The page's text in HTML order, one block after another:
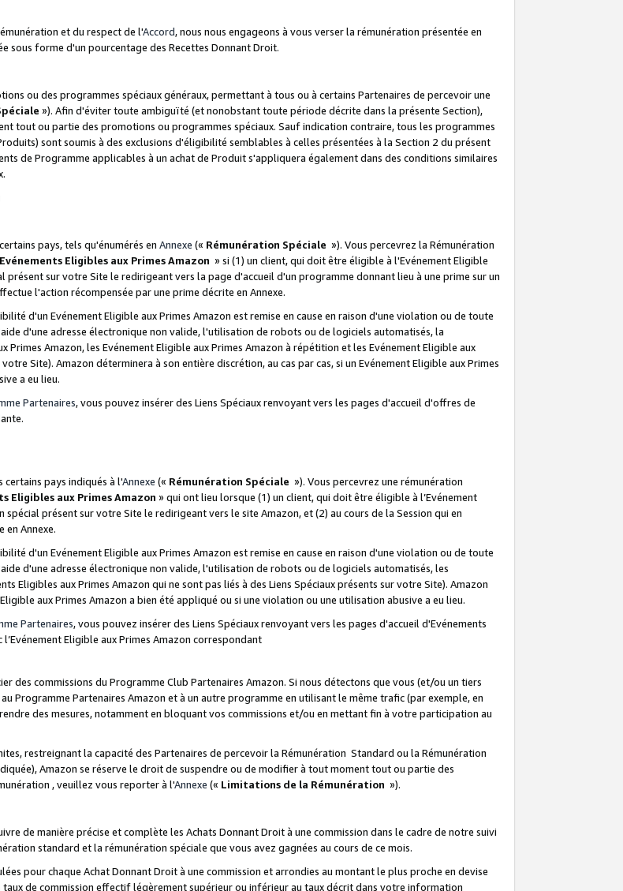
et du respect de l'Accord, nous nous engageons à vous verser la rémunération présentée en
sous forme d'un pourcentage des Recettes Donnant Droit.
ou des programmes spéciaux généraux, permettant à tous ou à certains Partenaires de percevoir une
»). Afin d'éviter toute ambiguïté (et nonobstant toute période décrite dans la présente Section),
tout ou partie des promotions ou programmes spéciaux. Sauf indication contraire, tous les programmes
sont soumis à des exclusions d'éligibilité semblables à celles présentées à la Section 2 du présent
de Programme applicables à un achat de Produit s'appliquera également dans des conditions similaires
pays, tels qu'énumérés en Annexe (« Rémunération Spéciale »). Vous percevrez la Rémunération
Evénements Eligibles aux Primes Amazon » si (1) un client, qui doit être éligible à l'Evénement Eligible
présent sur votre Site le redirigeant vers la page d'accueil d'un programme donnant lieu à une prime sur un
l'action récompensée par une prime décrite en Annexe.
d'un Evénement Eligible aux Primes Amazon est remise en cause en raison d'une violation ou de toute
d'une adresse électronique non valide, l'utilisation de robots ou de logiciels automatisés, la
Amazon, les Evénement Eligible aux Primes Amazon à répétition et les Evénement Eligible aux
Site). Amazon déterminera à son entière discrétion, au cas par cas, si un Evénement Eligible aux Primes
a eu lieu.
Partenaires, vous pouvez insérer des Liens Spéciaux renvoyant vers les pages d'accueil d'offres de
certains pays indiqués à l'Annexe (« Rémunération Spéciale »). Vous percevrez une rémunération
Eligibles aux Primes Amazon » qui ont lieu lorsque (1) un client, qui doit être éligible à l’Evénement
présent sur votre Site le redirigeant vers le site Amazon, et (2) au cours de la Session qui en
en Annexe.
d'un Evénement Eligible aux Primes Amazon est remise en cause en raison d'une violation ou de toute
d'une adresse électronique non valide, l'utilisation de robots ou de logiciels automatisés, les
Eligibles aux Primes Amazon qui ne sont pas liés à des Liens Spéciaux présents sur votre Site). Amazon
aux Primes Amazon a bien été appliqué ou si une violation ou une utilisation abusive a eu lieu.
Partenaires, vous pouvez insérer des Liens Spéciaux renvoyant vers les pages d'accueil d'Evénements
Eligible aux Primes Amazon correspondant
des commissions du Programme Club Partenaires Amazon. Si nous détectons que vous (et/ou un tiers
Programme Partenaires Amazon et à un autre programme en utilisant le même trafic (par exemple, en
des mesures, notamment en bloquant vos commissions et/ou en mettant fin à votre participation au
restreignant la capacité des Partenaires de percevoir la Rémunération Standard ou la Rémunération
Amazon se réserve le droit de suspendre ou de modifier à tout moment tout ou partie des
, veuillez vous reporter à l'Annexe (« Limitations de la Rémunération »).
de manière précise et complète les Achats Donnant Droit à une commission dans le cadre de notre suivi
standard et la rémunération spéciale que vous avez gagnées au cours de ce mois.
pour chaque Achat Donnant Droit à une commission et arrondies au montant le plus proche en devise
de commission effectif légèrement supérieur ou inférieur au taux décrit dans votre information